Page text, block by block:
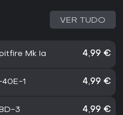
VER TUDO
Mk Ia 4,99 €
1 4,99 €
3 4,99 €